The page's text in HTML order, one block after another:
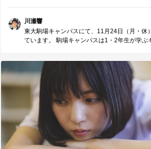
川瀬響
東大駒場キャンパスにて、11月24日（月・休
ています。 駒場キャンパスは1・2年生が学ぶ
ていました。 もちろん、東大ならではの学術
れています。 駒場キャンパスの雰囲気や、東
のできる貴重な機会です。 受験を考えている
かがでしょうか。 また、残念ながら足を運べ
イト上で楽しめるコンテンツが用意されてい
てください。